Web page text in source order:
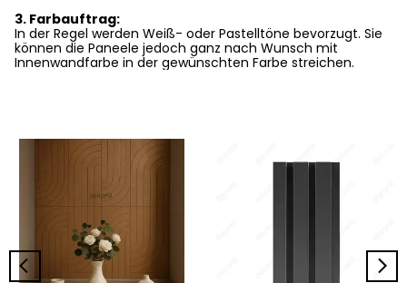
3. Farbauftrag:
In der Regel werden Weiß- oder Pastelltöne bevorzugt. Sie
können die Paneele jedoch ganz nach Wunsch mit
Innenwandfarbe in der gewünschten Farbe streichen.